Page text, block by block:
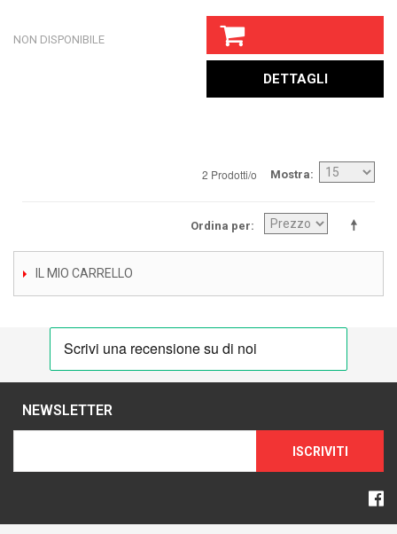
NON DISPONIBILE
DETTAGLI
2 Prodotti/o Mostra
Ordina per
IL MIO CARRELLO
NEWSLETTER
ISCRIVITI